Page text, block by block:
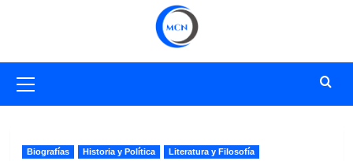
primario
Biografías Historia y Política Literatura y Filosofía